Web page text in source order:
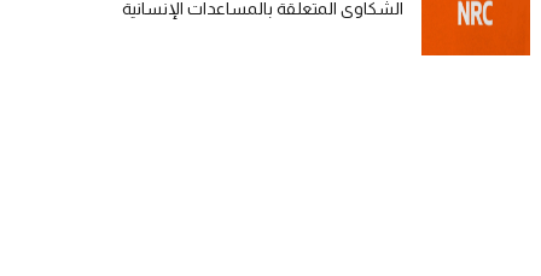
الشكاوى المتعلقة بالمساعدات الإنسانية